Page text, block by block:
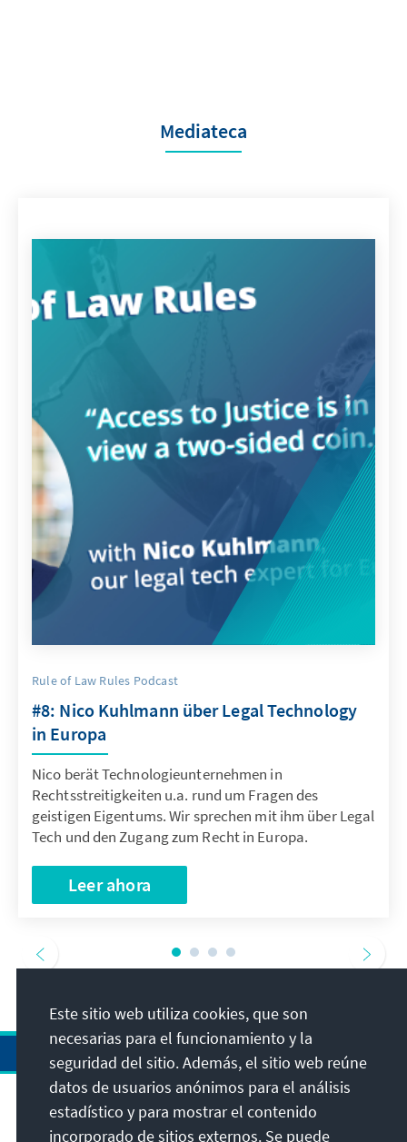
Mediateca
Rule of Law Rules Podcast
#8: Nico Kuhlmann über Legal Technology
in Europa
Nico berät Technologieunternehmen in
Rechtsstreitigkeiten u.a. rund um Fragen des
geistigen Eigentums. Wir sprechen mit ihm über Legal
Tech und den Zugang zum Recht in Europa.
Leer ahora
Dirección
Este sitio web utiliza cookies, que son
necesarias para el funcionamiento y la
seguridad del sitio. Además, el sitio web reúne
datos de usuarios anónimos para el análisis
estadístico y para mostrar el contenido
incorporado de sitios externos. Se puede